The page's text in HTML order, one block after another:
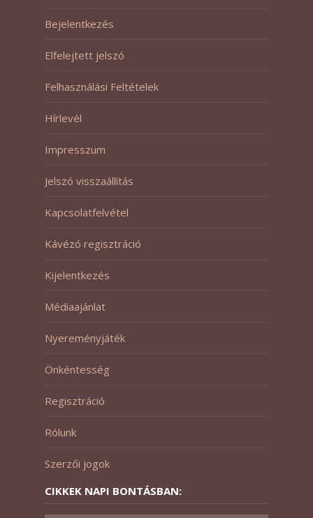
Bejelentkezés
Elfelejtett jelszó
Felhasználási Feltételek
Hírlevél
Impresszum
Jelszó visszaállítás
Kapcsolatfelvétel
Kávézó regisztráció
Kijelentkezés
Médiaajánlat
Nyereményjáték
Önkéntesség
Regisztráció
Rólunk
Szerzői jogok
CIKKEK NAPI BONTÁSBAN: